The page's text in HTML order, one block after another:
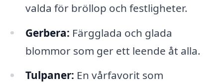
valda för bröllop och festligheter.
Gerbera: Färgglada och glada
blommor som ger ett leende åt alla.
Tulpaner: En vårfavorit som